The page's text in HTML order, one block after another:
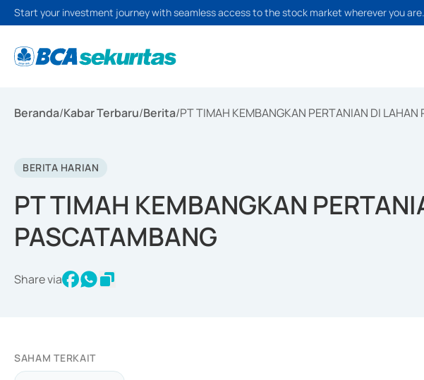
Start your investment journey with seamless access to the stock market wherever you are.
Beranda/Kabar Terbaru/Berita/PT TIMAH KEMBANGKAN PERTANIAN DI LAHAN
BERITA HARIAN
PT TIMAH KEMBANGKAN
PASCATAMBANG
Share via
SAHAM TERKAIT